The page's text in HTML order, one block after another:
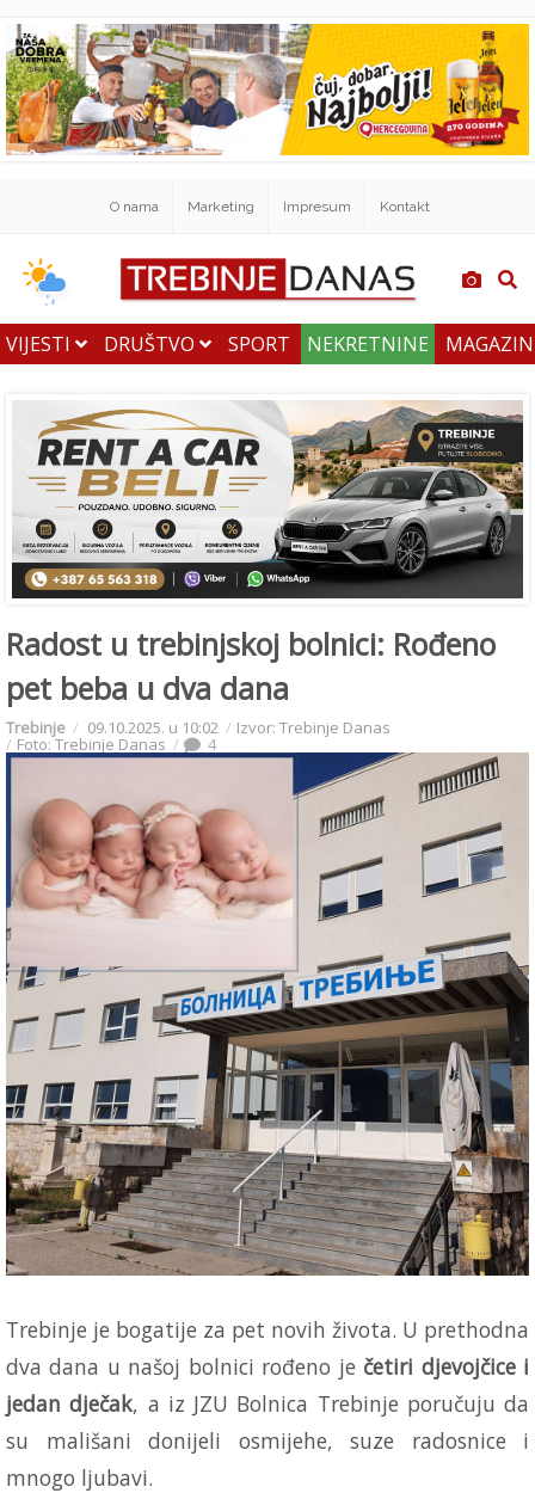
O nama Marketing Impresum Kontakt
VIJESTI DRUŠTVO SPORT NEKRETNINE
Radost u trebinjskoj bolnici: Rođeno
pet beba u dva dana
Trebinje 09.10.2025. u 10:02 Izvor: Trebinje Danas
Foto: Trebinje Danas 4
Trebinje je bogatije za pet novih života. U prethodna
dva dana u našoj bolnici rođeno je četiri djevojčice i
jedan dječak, a iz JZU Bolnica Trebinje poručuju da
su mališani donijeli osmijehe, suze radosnice i
mnogo ljubavi.